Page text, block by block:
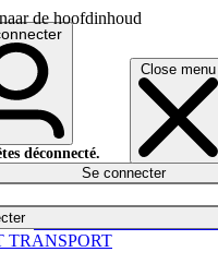
de hoofdinhoud
Close menu
déconnecté.
Se connecter
TRANSPORT